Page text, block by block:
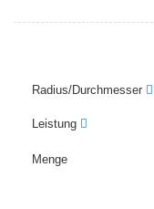
Radius/Durchmesser
Leistung
Menge